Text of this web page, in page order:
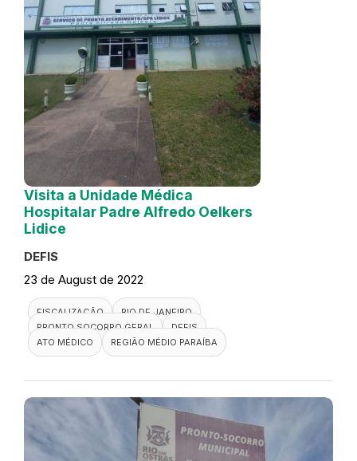
Visita a Unidade Médica
Hospitalar Padre Alfredo Oelkers
Lidice
DEFIS
23 de August de 2022
FISCALIZAÇÃO
RIO DE JANEIRO
PRONTO SOCORRO GERAL
DEFIS
ATO MÉDICO
REGIÃO MÉDIO PARAÍBA